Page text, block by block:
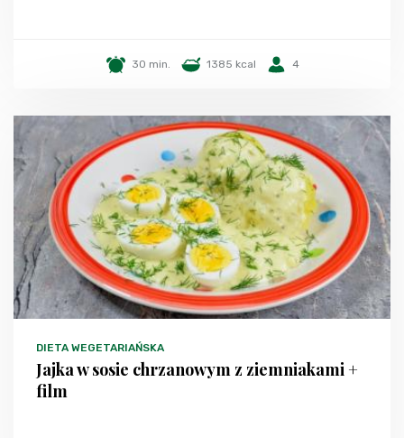
30 min. 1385 kcal 4
DIETA WEGETARIAŃSKA
Jajka w sosie chrzanowym z ziemniakami +
film